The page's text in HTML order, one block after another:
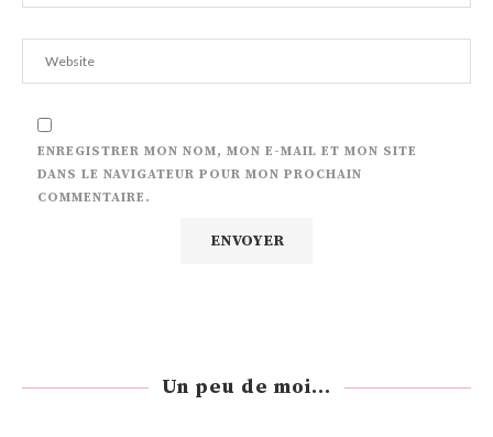
ENREGISTRER MON NOM, MON E-MAIL ET MON SITE
DANS LE NAVIGATEUR POUR MON PROCHAIN
COMMENTAIRE.
Un peu de moi...